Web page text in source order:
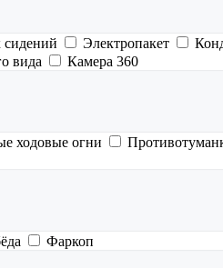
сидений Электропакет
вида
Камера 360
ходовые огни
Фаркоп